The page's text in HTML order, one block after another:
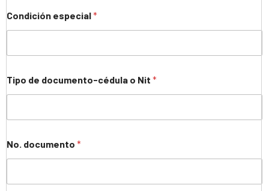
Condición especial*
Tipo de documento-cédula o Nit *
No. documento *